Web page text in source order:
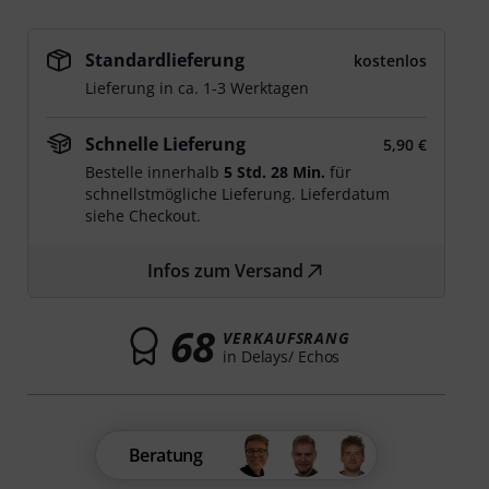
Standardlieferung
kostenlos
Lieferung in ca. 1-3 Werktagen
Schnelle Lieferung
5,90 €
Bestelle innerhalb 5 Std. 28 Min. für
schnellstmögliche Lieferung. Lieferdatum
siehe Checkout.
Infos zum Versand
68 VERKAUFSRANG
in Delays/ Echos
Beratung